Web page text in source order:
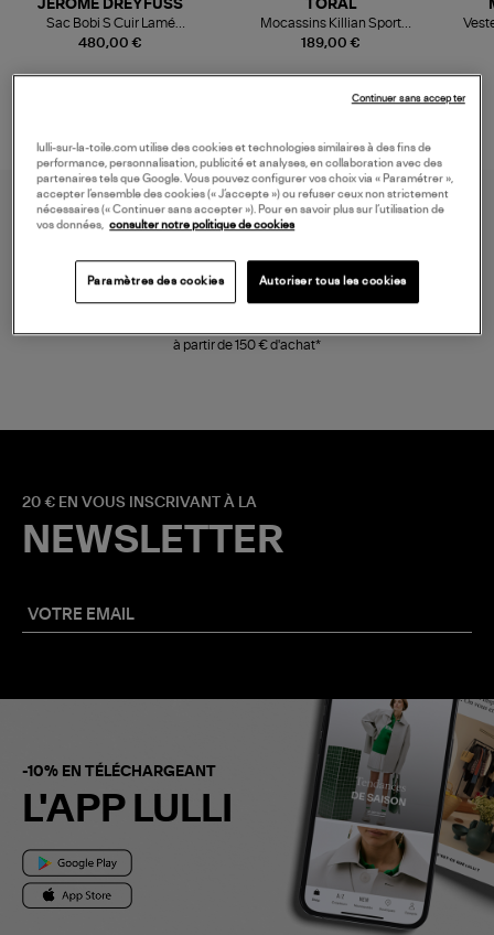
480,00 €
JEROME DREYFUSS
Sac Bobi S Cuir Lamé
Champagne
189,00 €
TORAL
Mocassins Killian Sport
Mousse
à partir de 150 € d'achat*
20 € EN VOUS INSCRIVANT À LA
NEWSLETTER
-10% EN TÉLÉCHARGEANT
L'APP LULLI
lulli-sur-la-toile.com utilise des cookies et technologies similaires à des fins de
performance, personnalisation, publicité et analyses, en collaboration avec des
partenaires tels que Google. Vous pouvez configurer vos choix via « Paramétrer »,
accepter l’ensemble des cookies (« J’accepte ») ou refuser ceux non strictement
nécessaires (« Continuer sans accepter »). Pour en savoir plus sur l’utilisation de
vos données, consulter notre politique de cookies
Paramètres des cookies Autoriser tous les cookies
Continuer sans accepter